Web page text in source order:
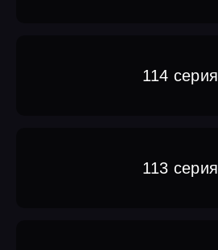
114 серия
113 серия